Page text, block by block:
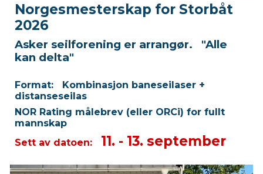
Norgesmesterskap for Storbåt
2026
Asker seilforening er arrangør. "Alle
kan delta"
Format: Kombinasjon baneseilaser +
distanseseilas
NOR Rating målebrev (eller ORCi) for fullt
mannskap
Sett av datoen: 11. - 13. september